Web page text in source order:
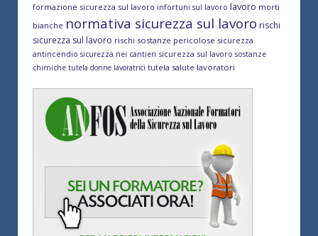
formazione sicurezza sul lavoro infortuni sul lavoro lavoro morti
bianche normativa sicurezza sul lavoro rischi
sicurezza sul lavoro rischi sostanze pericolose sicurezza
antincendio sicurezza nei cantieri sicurezza sul lavoro sostanze
chimiche tutela donne lavoratrici tutela salute lavoratori